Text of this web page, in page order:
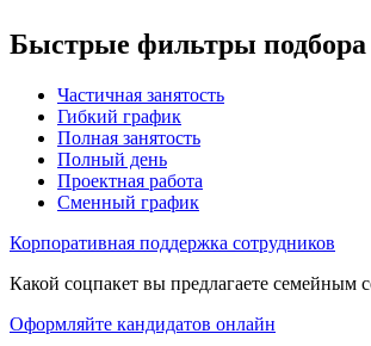
Быстрые фильтры подбора
Частичная занятость
Гибкий график
Полная занятость
Полный день
Проектная работа
Сменный график
Корпоративная поддержка сотрудников
Какой соцпакет вы предлагаете семейным
Оформляйте кандидатов онлайн